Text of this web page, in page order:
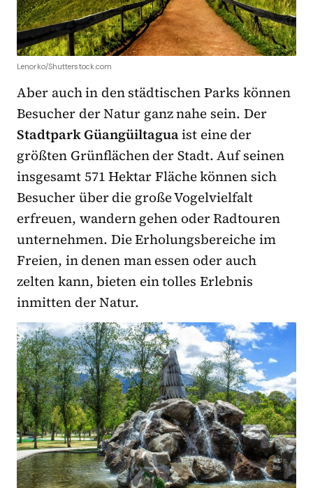
Lenorko/Shutterstock.com
Aber auch in den städtischen Parks können
Besucher der Natur ganz nahe sein. Der
Stadtpark Güangüiltaguaist eine der
größten Grünflächen der Stadt. Auf seinen
insgesamt 571 Hektar Fläche können sich
Besucher über die große Vogelvielfalt
erfreuen, wandern gehen oder Radtouren
unternehmen. Die Erholungsbereiche im
Freien, in denen man essen oder auch
zelten kann, bieten ein tolles Erlebnis
inmitten der Natur.